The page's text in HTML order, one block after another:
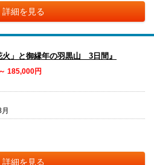
詳細を見る
火」と御縁年の羽黒山 3日間』
185,000円
詳細を見る